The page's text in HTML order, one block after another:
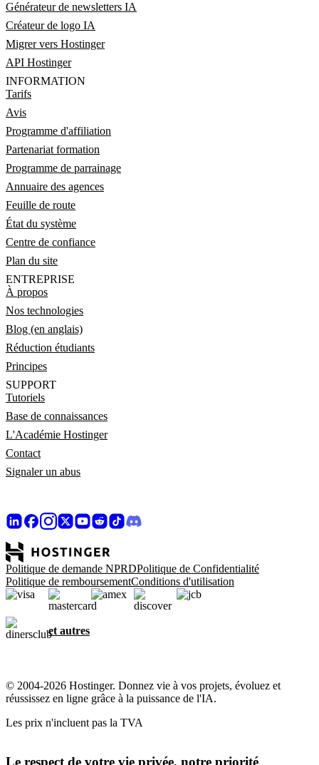
Générateur de newsletters IA
Créateur de logo IA
Migrer vers Hostinger
API Hostinger
INFORMATION
Tarifs
Avis
Programme d'affiliation
Partenariat formation
Programme de parrainage
Annuaire des agences
Feuille de route
État du système
Centre de confiance
Plan du site
ENTREPRISE
À propos
Nos technologies
Blog (en anglais)
Réduction étudiants
Principes
SUPPORT
Tutoriels
Base de connaissances
L'Académie Hostinger
Contact
Signaler un abus
Politique de demande NPRDPolitique de Confidentialité
Politique de remboursementConditions d'utilisation
et autres
© 2004-2026 Hostinger. Donnez vie à vos projets, évoluez et
réussissez en ligne grâce à la puissance de l'IA.
Les prix n'incluent pas la TVA
Le respect de votre vie privée, notre priorité